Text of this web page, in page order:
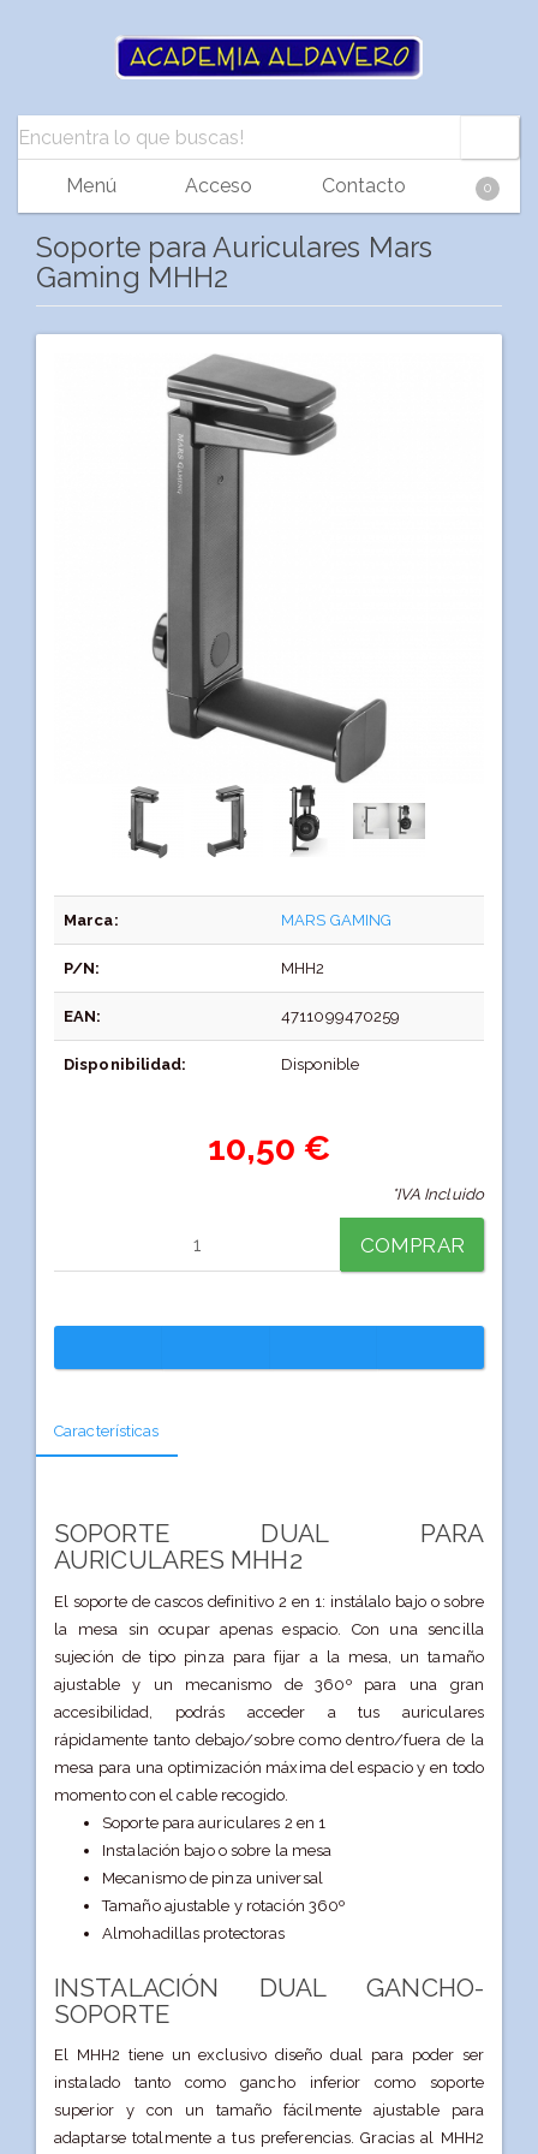
Menú Acceso Contacto 0
Soporte para Auriculares Mars
Gaming MHH2
Marca: MARS GAMING
P/N: MHH2
EAN: 4711099470259
Disponibilidad: Disponible
10,50 €
*IVA Incluido
COMPRAR
Características
SOPORTE DUAL PARA
AURICULARES MHH2
El soporte de cascos definitivo 2 en 1: instálalo bajo o sobre
la mesa sin ocupar apenas espacio. Con una sencilla
sujeción de tipo pinza para fijar a la mesa, un tamaño
ajustable y un mecanismo de 360º para una gran
accesibilidad, podrás acceder a tus auriculares
rápidamente tanto debajo/sobre como dentro/fuera de la
mesa para una optimización máxima del espacio y en todo
momento con el cable recogido.
Soporte para auriculares 2 en 1
Instalación bajo o sobre la mesa
Mecanismo de pinza universal
Tamaño ajustable y rotación 360º
Almohadillas protectoras
INSTALACIÓN DUAL GANCHO-
SOPORTE
El MHH2 tiene un exclusivo diseño dual para poder ser
instalado tanto como gancho inferior como soporte
superior y con un tamaño fácilmente ajustable para
adaptarse totalmente a tus preferencias. Gracias al MHH2